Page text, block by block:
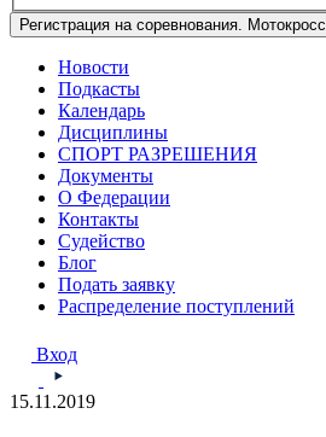
Регистрация на соревнования. Мотокросс
Новости
Подкасты
Календарь
Дисциплины
СПОРТ РАЗРЕШЕНИЯ
Документы
О Федерации
Контакты
Судейство
Блог
Подать заявку
Распределение поступлений
Вход
15.11.2019